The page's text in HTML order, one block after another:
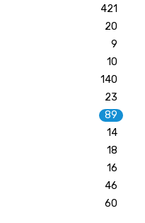
421
20
9
10
140
23
89
14
18
16
46
60